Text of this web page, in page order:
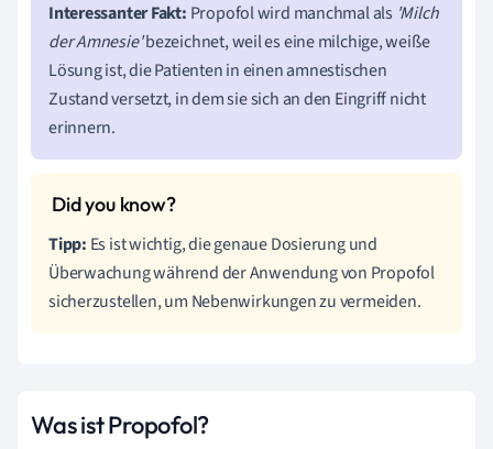
Interessanter Fakt: Propofol wird manchmal als 'Milch
der Amnesie'bezeichnet, weil es eine milchige, weiße
Lösung ist, die Patienten in einen amnestischen
Zustand versetzt, in dem sie sich an den Eingriff nicht
erinnern.
Tipp: Es ist wichtig, die genaue Dosierung und
Überwachung während der Anwendung von Propofol
sicherzustellen, um Nebenwirkungen zu vermeiden.
Was ist Propofol?